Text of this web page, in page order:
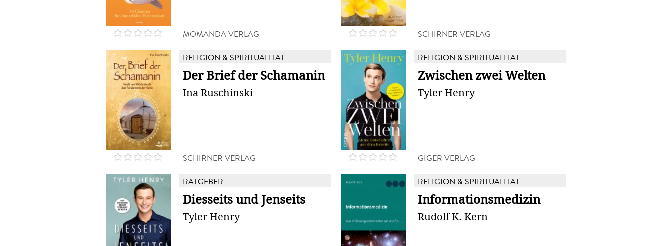
MOMANDA VERLAG SCHIRNER VERLAG
RELIGION & SPIRITUALITÄT
Der Brief der Schamanin
Ina Ruschinski
SCHIRNER VERLAG
RELIGION & SPIRITUALITÄT
Zwischen zwei Welten
Tyler Henry
GIGER VERLAG
RATGEBER
Diesseits und Jenseits
Tyler Henry
RELIGION & SPIRITUALITÄT
Informationsmedizin
Rudolf K. Kern